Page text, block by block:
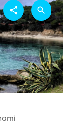
share search